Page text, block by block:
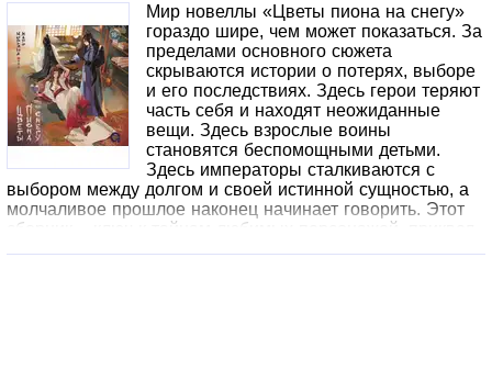
Мир новеллы «Цветы пиона на снегу»
гораздо шире, чем может показаться. За
пределами основного сюжета
скрываются истории о потерях, выборе
и его последствиях. Здесь герои теряют
часть себя и находят неожиданные
вещи. Здесь взрослые воины
становятся беспомощными детьми.
Здесь императоры сталкиваются с
выбором между долгом и своей истинной сущностью, а
молчаливое прошлое наконец начинает говорить. Этот
сборник – ключ к тайнам любимых персонажей, приквел